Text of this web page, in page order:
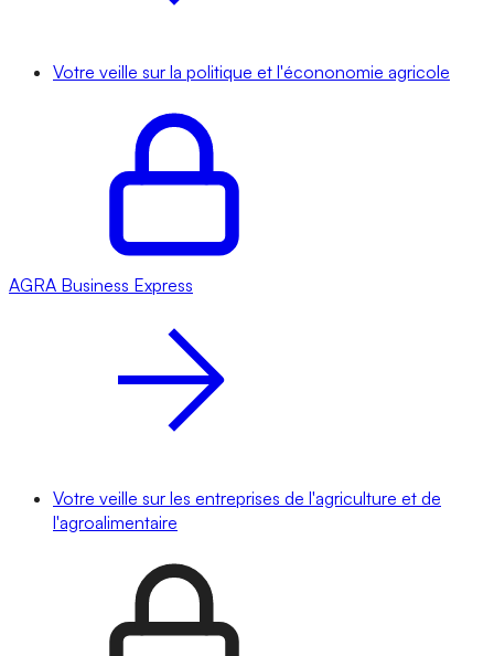
Votre veille sur la politique et l'écononomie agricole
AGRA Business Express
Votre veille sur les entreprises de l'agriculture et de
l'agroalimentaire